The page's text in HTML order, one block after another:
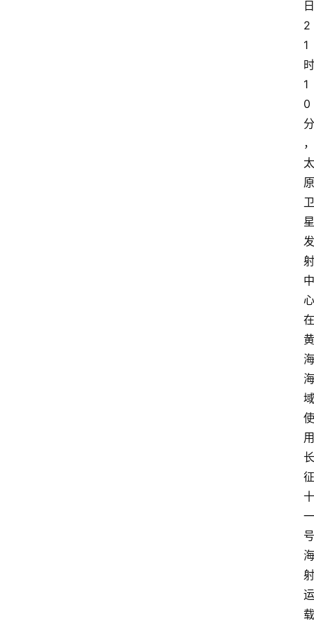
日
2
1
时
1
0
分
，
太
原
卫
星
发
射
中
心
在
黄
海
海
域
使
用
长
征
十
一
号
海
射
运
载